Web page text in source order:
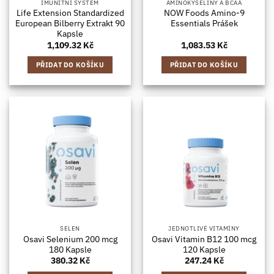
IMUNITNÍ SYSTÉM
Life Extension Standardized
European Bilberry Extrakt 90
Kapsle
1,109.32 Kč
PŘIDAT DO KOŠÍKU
AMINOKYSELINY A BCAA
NOW Foods Amino-9
Essentials Prášek
1,083.53 Kč
PŘIDAT DO KOŠÍKU
SELEN
Osavi Selenium 200 mcg
180 Kapsle
380.32 Kč
JEDNOTLIVÉ VITAMÍNY
Osavi Vitamin B12 100 mcg
120 Kapsle
247.24 Kč